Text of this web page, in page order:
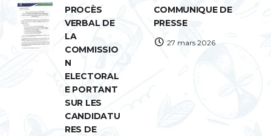
PROCÈS
VERBAL DE
LA
COMMISSIO
N
ELECTORAL
E PORTANT
SUR LES
CANDIDATU
RES DE
COMMUNIQUE DE
PRESSE
27 mars 2026